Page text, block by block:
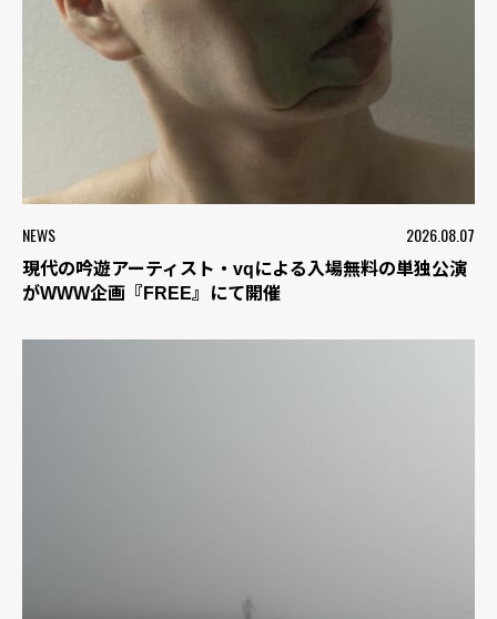
NEWS 2026.08.07
現代の吟遊アーティスト・vqによる入場無料の単独公演
がWWW企画『FREE』にて開催